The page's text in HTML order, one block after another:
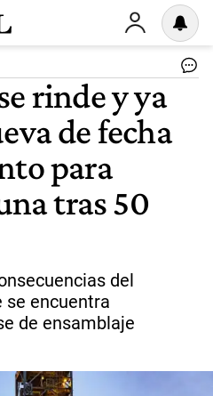
rinde y ya
de fecha
para
tras 50
del
se encuentra
de ensamblaje